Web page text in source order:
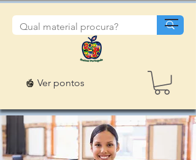
Ver pontos